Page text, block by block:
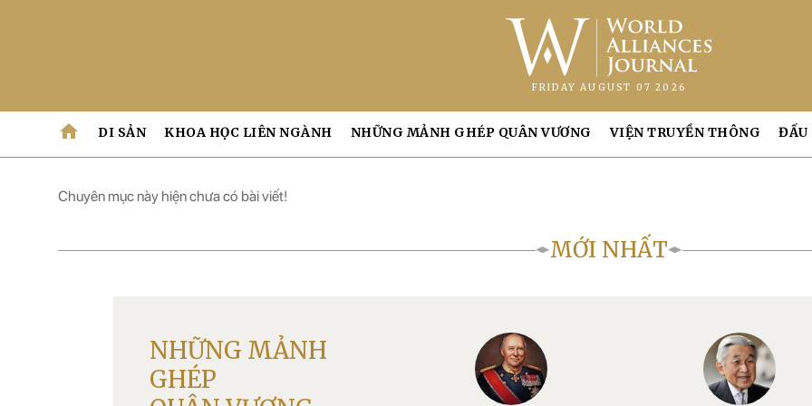
FRIDAY AUGUST 07 2026
home DI SẢN KHOA HỌC LIÊN NGÀNH NHỮNG MẢNH GHÉP QUÂN VƯƠNG VIỆN TRUYỀN THÔNG ĐẤU
Chuyên mục này hiện chưa có bài viết!
MỚI NHẤT
NHỮNG MẢNH
GHÉP